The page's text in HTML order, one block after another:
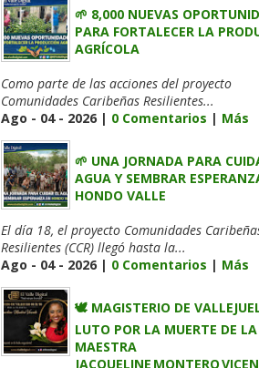
🌱 8,000 NUEVAS
PARA FORTALECER LA
AGRÍCOLA
Como parte de las acciones del proyecto
Comunidades Caribeñas Resilientes...
Ago - 04 - 2026 | 0 Comentarios | Más
🌱 UNA JORNADA PARA
AGUA Y SEMBRAR
HONDO VALLE
El día 18, el proyecto Comunidades
Resilientes (CCR) llegó hasta la...
Ago - 04 - 2026 | 0 Comentarios | Más
🕊️ MAGISTERIO DE
LUTO POR LA MUERTE DE LA
MAESTRA
JACQUELINE MONTERO